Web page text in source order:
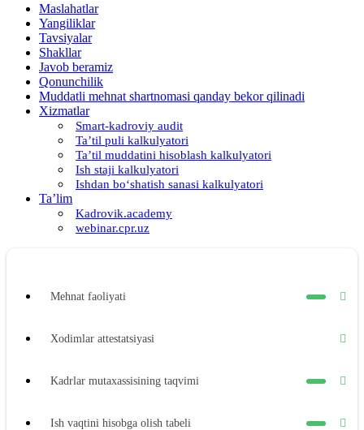
Maslahatlar
Yangiliklar
Tavsiyalar
Shakllar
Javob beramiz
Qonunchilik
Muddatli mehnat shartnomasi qanday bekor qilinadi
Xizmatlar
Smart-kadroviy audit
Ta’til puli kalkulyatori
Ta’til muddatini hisoblash kalkulyatori
Ish staji kalkulyatori
Ishdan boʻshatish sanasi kalkulyatori
Ta’lim
Kadrovik.academy
webinar.cpr.uz
Mehnat faoliyati
Xodimlar attestatsiyasi
Kadrlar mutaхassisining taqvimi
Ish vaqtini hisobga olish tabeli